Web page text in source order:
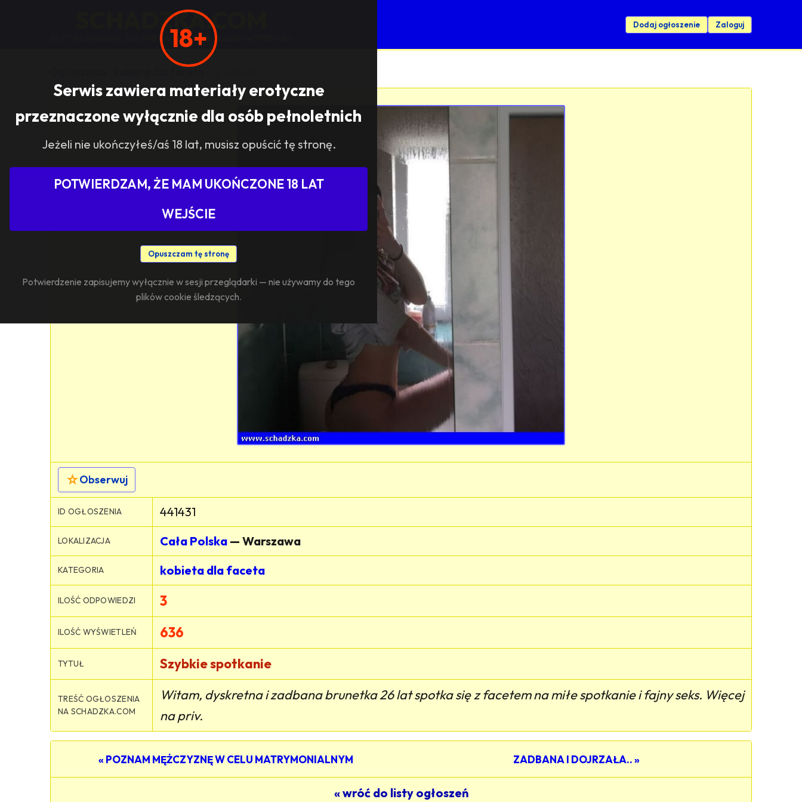
18+
Serwis zawiera materiały erotyczne
przeznaczone wyłącznie dla osób pełnoletnich
Jeżeli nie ukończyłeś/aś 18 lat, musisz opuścić tę stronę.
POTWIERDZAM, ŻE MAM UKOŃCZONE 18 LAT
WEJŚCIE
Opuszczam tę stronę
Potwierdzenie zapisujemy wyłącznie w sesji przeglądarki — nie używamy do tego
plików cookie śledzących.
SCHADZKA.COM
267 062 anonsów, 352 048 użytkowników, działa od 1998 roku
Dodaj ogłoszenie Zaloguj
☆Obserwuj
ID OGŁOSZENIA 441431
LOKALIZACJA Cała Polska — Warszawa
KATEGORIA kobieta dla faceta
ILOŚĆ ODPOWIEDZI 3
ILOŚĆ WYŚWIETLEŃ 636
TYTUŁ Szybkie spotkanie
TREŚĆ OGŁOSZENIA
NA SCHADZKA.COM
Witam, dyskretna i zadbana brunetka 26 lat spotka się z facetem na miłe spotkanie i fajny seks. Więcej
na priv.
« POZNAM MĘŻCZYZNĘ W CELU MATRYMONIALNYM ZADBANA I DOJRZAŁA.. »
« wróć do listy ogłoszeń